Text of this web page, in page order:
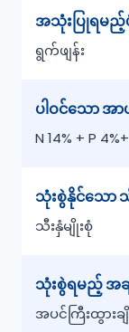
အသုံးပြုရမည့်
ရွက်ဖျန်း
ပါဝင်သော အာ
N 14% + P
သုံးစွဲနိုင်သော သီ
သီးနှံမျိုးစုံ
သုံးစွဲရမည့် အခ
အပင်ကြီးထွား